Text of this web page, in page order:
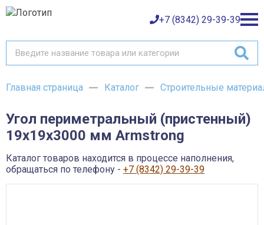
+7 (8342) 29-39-39
Каталог товаров
Баки и емкости АНИОН
Газовое оборудование
Запорная и регулирующая арматура
Инструмент
О компании
Оплата
Доставка
Главная страница Каталог Строительные
Угол периметральный (пристенный)
19х19х3000 мм Armstrong
Каталог товаров находится в процессе наполнения,
обращаться по телефону - +7 (8342) 29-39-39